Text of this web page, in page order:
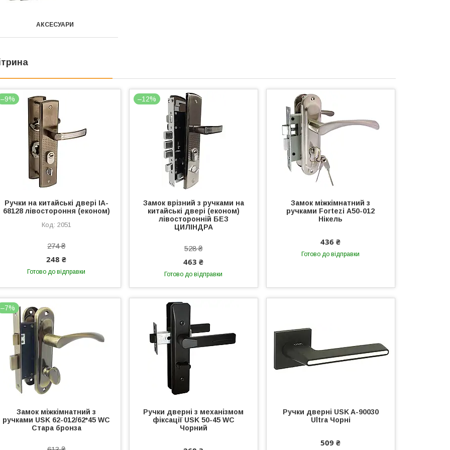
АКСЕСУАРИ
–9%
Ручки на китайські двері IA-
68128 лівостороння (економ)
2051
274 ₴
248 ₴
Готово до відправки
–12%
Замок врізний з ручками на
китайські двері (економ)
лівосторонній БЕЗ
ЦИЛІНДРА
528 ₴
463 ₴
Готово до відправки
Замок міжкімнатний з
ручками Fortezi А50-012
Нікель
436 ₴
Готово до відправки
–7%
Замок міжкімнатний з
ручками USK 62-012/62*45 WC
Стара бронза
Ручки дверні з механізмом
фіксації USK 50-45 WC
Чорний
Ручки дверні USK A-90030
Ultra Чорні
509 ₴